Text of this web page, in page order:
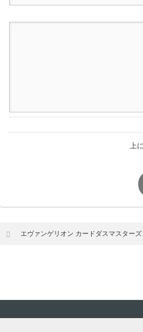
上
エヴァンゲリオン カードダスマスターズ